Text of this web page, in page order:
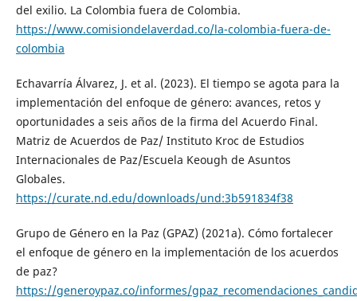
del exilio. La Colombia fuera de Colombia.
https://www.comisiondelaverdad.co/la-colombia-fuera-de-
colombia
Echavarría Álvarez, J. et al. (2023). El tiempo se agota para la
implementación del enfoque de género: avances, retos y
oportunidades a seis años de la firma del Acuerdo Final.
Matriz de Acuerdos de Paz/ Instituto Kroc de Estudios
Internacionales de Paz/Escuela Keough de Asuntos
Globales.
https://curate.nd.edu/downloads/und:3b591834f38
Grupo de Género en la Paz (GPAZ) (2021a). Cómo fortalecer
el enfoque de género en la implementación de los acuerdos
de paz?
https://generoypaz.co/informes/